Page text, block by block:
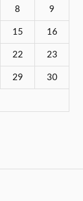
8 9
15 16
22 23
29 30